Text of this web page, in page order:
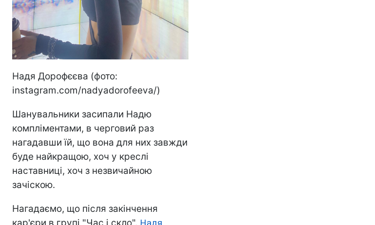
Надя Дорофєєва (фото:
instagram.com/nadyadorofeeva/)
Шанувальники засипали Надю
компліментами, в черговий раз
нагадавши їй, що вона для них завжди
буде найкращою, хоч у креслі
наставниці, хоч з незвичайною
зачіскою.
Нагадаємо, що після закінчення
кар'єри в групі "Час і скло", Надя